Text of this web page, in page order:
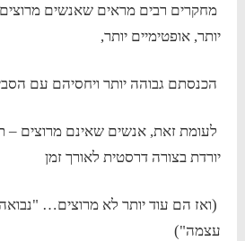
מחקרים רבים מראים שאנשים מרוצים
יותר, אופטימיים יותר,
הכנסתם גבוהה יותר ויחסיהם עם
לעומת זאת, אנשים שאינם מרוצים –
יורדת בצורה דרסטית לאורך זמן
(ואז הם עוד יותר לא מרוצים…
עצמה")